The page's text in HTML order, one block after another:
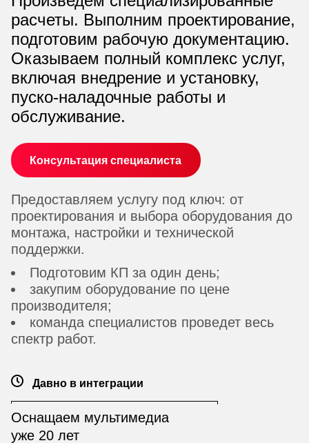
расчеты. Выполним проектирование,
подготовим рабочую документацию.
Оказываем полный комплекс услуг,
включая внедрение и установку,
пуско-наладочные работы и
обслуживание.
Консультация специалиста
Предоставляем услугу под ключ: от
проектирования и выбора оборудования до
монтажа, настройки и технической
поддержки.
Подготовим КП за один день;
закупим оборудование по цене
производителя;
команда специалистов проведет весь
спектр работ.
Давно в интеграции
Оснащаем мультимедиа
уже 20 лет